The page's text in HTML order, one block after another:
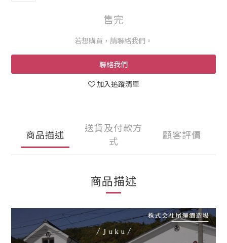
售完
若想購買，請聯絡我們。
聯絡我們
加入追蹤清單
商品描述
送貨及付款方
式
顧客評價
商品描述